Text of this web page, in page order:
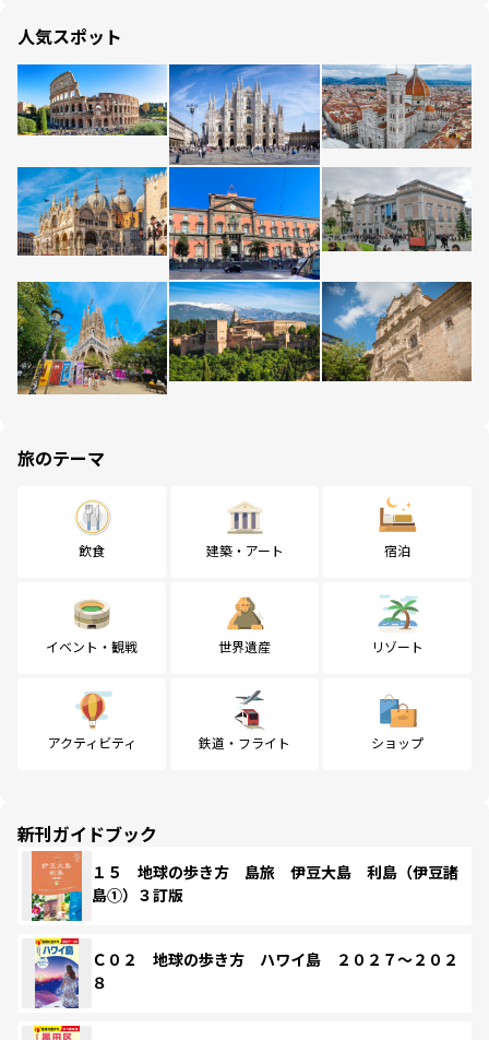
人気スポット
旅のテーマ
飲食 建築・アート 宿泊
イベント・観戦 世界遺産 リゾート
アクティビティ 鉄道・フライト ショップ
新刊ガイドブック
１５ 地球の歩き方 島旅 伊豆大島 利島（伊豆諸
島①）３訂版
Ｃ０２ 地球の歩き方 ハワイ島 ２０２７～２０２
８